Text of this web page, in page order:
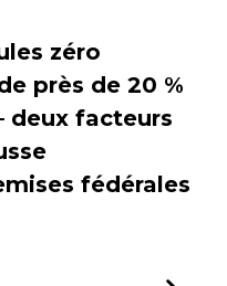
zéro
près de 20 %
deux facteurs
fédérales